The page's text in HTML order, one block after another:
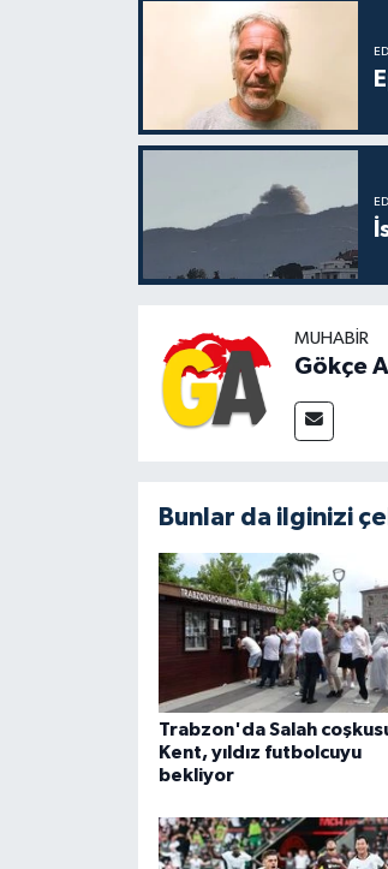
MUHABIR
Gökçe
Bunlar da ilginizi
Trabzon'da Salah
Kent, yıldız futbolcuyu
bekliyor